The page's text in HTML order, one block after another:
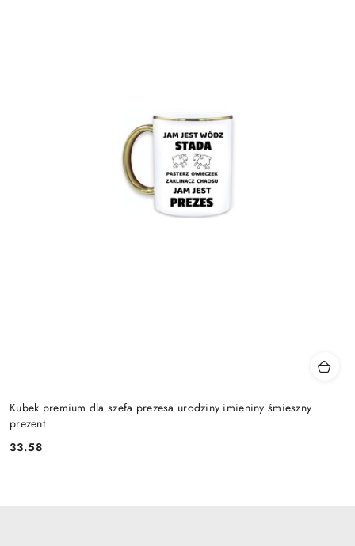
Kubek premium dla szefa prezesa urodziny imieniny śmieszny
prezent
Cena:
33.58